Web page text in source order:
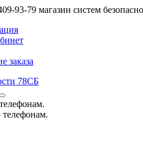
93-79 магазин систем
заказа
телефонам.